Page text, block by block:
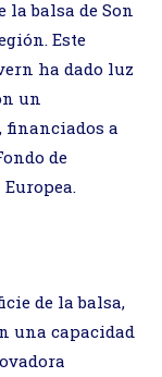
balsa de Son
Este
ha dado luz
un
financiados a
de
de la balsa,
una capacidad